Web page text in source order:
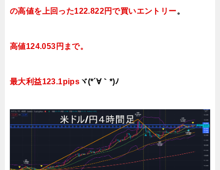
の高値を上回った122.822円で買いエントリー。
高値124.053円まで。
最大利益123.1pips ヾ(*´∀｀*)ﾉ